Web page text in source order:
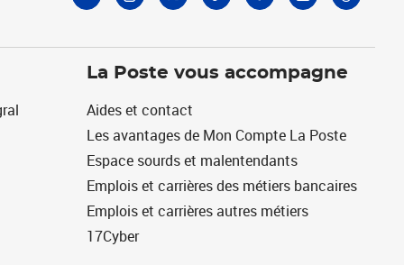
La Poste vous accompagne
Aides et contact
Les avantages de Mon Compte La Poste
Espace sourds et malentendants
Emplois et carrières des métiers bancaires
Emplois et carrières autres métiers
17Cyber